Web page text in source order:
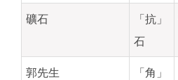
礦石
「抗」
石
郭先生
「角」